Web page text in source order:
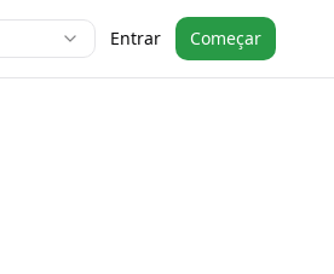
Entrar Começar